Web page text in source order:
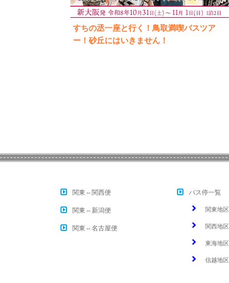
すちの丞一座と行く！鳥取満喫バスツア
ー！砂丘にはいきません！
関東⇔関西便
関東⇔新潟便
関東⇔名古屋便
バス停一覧
関東地区
関西地区
東海地区
信越地区